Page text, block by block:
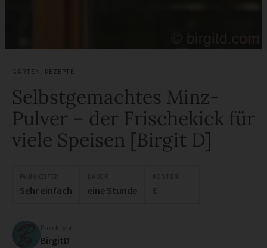
GARTEN REZEPTE
Selbstgemachtes Minz-
Pulver – der Frischekick für
viele Speisen [Birgit D]
Sehr einfach eine Stunde €
BirgitD